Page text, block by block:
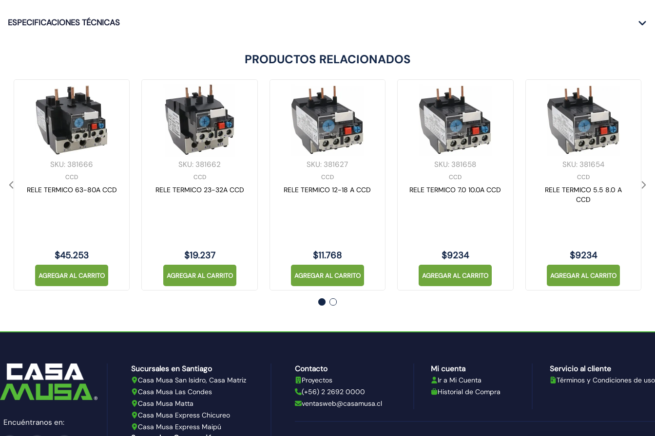
ESPECIFICACIONES TÉCNICAS
PRODUCTOS RELACIONADOS
SKU: 381666
CCD
RELE TERMICO 63-80A CCD
$45.253
AGREGAR AL CARRITO
SKU: 381662
CCD
RELE TERMICO 23-32A CCD
$19.237
AGREGAR AL CARRITO
SKU: 381627
CCD
RELE TERMICO 12-18 A CCD
$11.768
AGREGAR AL CARRITO
SKU: 381658
CCD
RELE TERMICO 7.0 10.0A CCD
$9234
AGREGAR AL CARRITO
SKU: 381654
CCD
RELE TERMICO 5.5 8.0 A
CCD
$9234
AGREGAR AL CARRITO
Encuéntranos en:
Sucursales en Santiago
Casa Musa San Isidro, Casa Matriz
Casa Musa Las Condes
Casa Musa Matta
Casa Musa Express Chicureo
Casa Musa Express Maipú
Contacto
Proyectos
(+56) 2 2692 0000
ventasweb@casamusa.cl
Mi cuenta
Ir a Mi Cuenta
Historial de Compra
Servicio al cliente
Términos y Condiciones de uso